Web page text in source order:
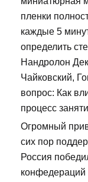
пленки
каждые 5
определить
Нандролон
Чайковский,
вопрос: Как
процесс
Огромный
сих пор
Россия
конфедераций